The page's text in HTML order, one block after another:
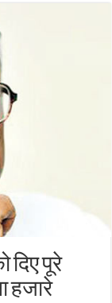
दिए पूरे
हजारे